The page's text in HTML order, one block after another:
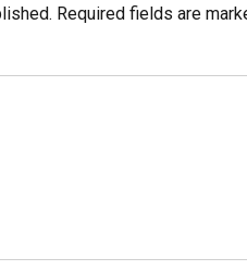
Required fields are